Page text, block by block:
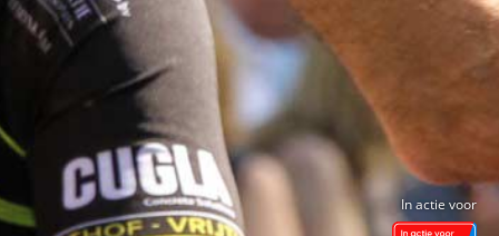
In actie voor